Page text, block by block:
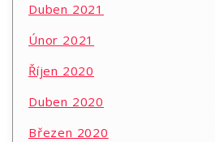
Duben 2021
Únor 2021
Říjen 2020
Duben 2020
Březen 2020